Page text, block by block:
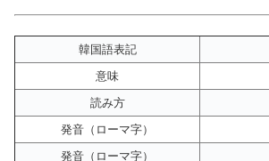
韓国語表記
意味
読み方
発音（ローマ字）
発音（ローマ字）